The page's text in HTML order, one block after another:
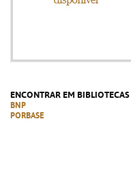
ENCONTRAR EM BIBLIOTECAS
BNP
PORBASE